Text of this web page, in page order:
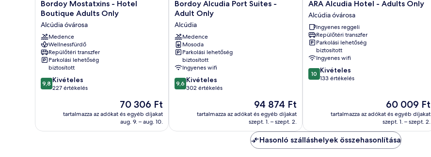
Bordoy
Mostatxins
Hotel
Boutique
Adults
Only
Alcúdia
óvárosa
Bordoy Mostatxins - Hotel
Boutique Adults Only
Alcúdia óvárosa
Medence
Wellnessfürdő
Repülőtéri transzfer
Parkolási lehetőség
biztosított
9.8
ennyiből:
9,8 Kivételes
227 értékelés
Az
ár
70 306 Ft
70 306 Ft
tartalmazza az adókat és egyéb díjakat
aug. 9. – aug. 10.
Bordoy
Alcudia
Suites
-
Adult
Only
Alcúdia
Bordoy Alcudia Port Suites -
Adult Only
Alcúdia
Medence
Mosoda
Parkolási lehetőség
biztosított
Ingyenes wifi
9.6
ennyiből:
9,6 Kivételes
302 értékelés
Az
ár
94 874 Ft
94 874 Ft
tartalmazza az adókat és egyéb díjakat
szept. 1. – szept. 2.
ARA
Alcudia
Hotel
-
Adults
Only
Alcúdia
óvárosa
ARA Alcudia Hotel - Adults Only
Alcúdia óvárosa
Ingyenes reggeli
Repülőtéri transzfer
Parkolási lehetőség
biztosított
Ingyenes wifi
10.0
ennyiből:
értékelés
10 Kivételes
133 értékelés
Az
ár
60 009 Ft
60 009 Ft
tartalmazza az adókat és egyéb díjakat
szept. 1. – szept. 2.
Hasonló szálláshelyek összehasonlítása